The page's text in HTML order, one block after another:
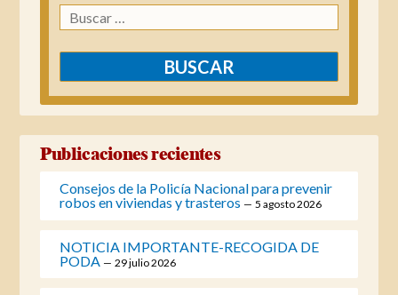
Buscar:
Publicaciones recientes
Consejos de la Policía Nacional para prevenir
robos en viviendas y trasteros
5 agosto 2026
NOTICIA IMPORTANTE-RECOGIDA DE
PODA
29 julio 2026